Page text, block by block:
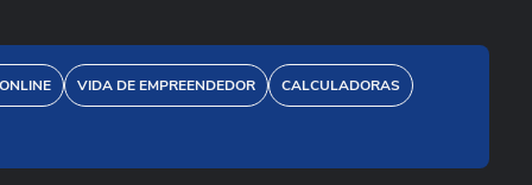
VIDA DE EMPREENDEDOR CALCULADORAS